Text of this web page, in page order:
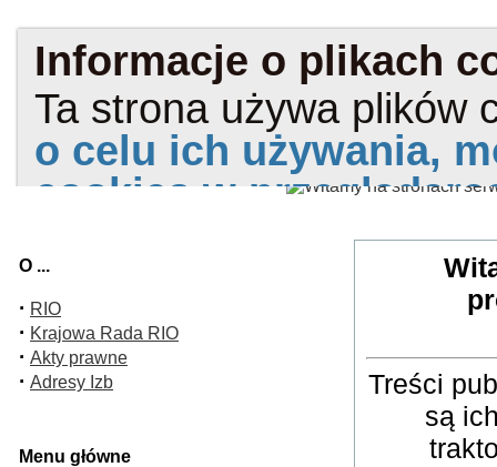
O ...
· RIO
· Krajowa Rada RIO
· Akty prawne
· Adresy Izb
Menu główne
Treści
są